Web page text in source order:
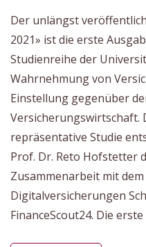
Der unlängst
2021» ist die erste
Studienreihe der
Wahrnehmung von
Einstellung gegenüber
Versicherungswirtschaft.
repräsentative Studie
Prof. Dr. Reto Hofstetter
Zusammenarbeit mit
Digitalversicherungen
FinanceScout24. Die erste